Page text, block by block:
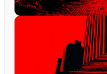
Defi Franc (DCHF) 在
Defi Franc 当前的日
截至过去24小时,Defi